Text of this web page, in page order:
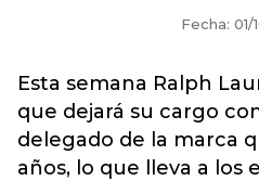
Fecha: 01/
Esta semana Ralph
que dejará su cargo
delegado de la marca
años, lo que lleva a los